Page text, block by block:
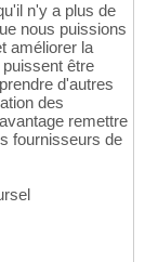
n'y a plus de
nous puissions
améliorer la
être
d'autres
des
remettre
fournisseurs de